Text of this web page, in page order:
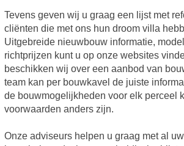
Tevens geven wij u graag een lijst met
cliënten die met ons hun droom villa
Uitgebreide nieuwbouw informatie,
richtprijzen kunt u op onze websites
beschikken wij over een aanbod van
team kan per bouwkavel de juiste
de bouwmogelijkheden voor elk perceel
voorwaarden anders zijn.
Onze adviseurs helpen u graag met al